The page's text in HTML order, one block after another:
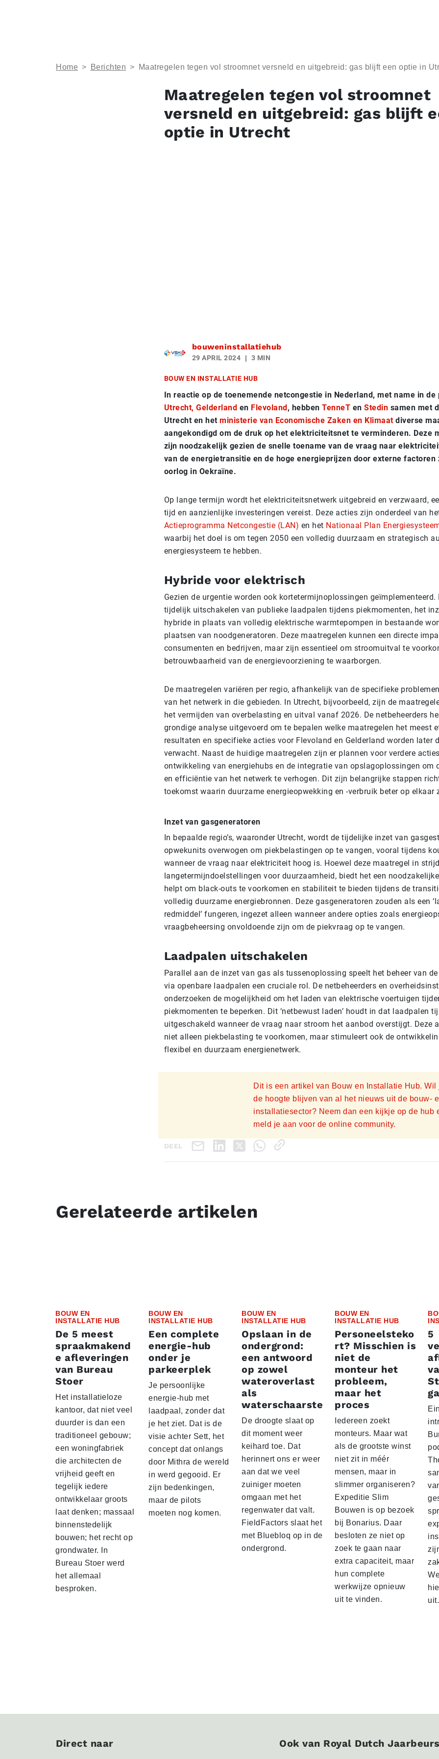
Home > Berichten > Maatregelen tegen vol stroomnet versneld en uitgebreid: gas blijft een optie in
Maatregelen tegen vol stroomnet
versneld en uitgebreid: gas blijft
optie in Utrecht
bouweninstallatiehub
29 APRIL 2024 3 MIN
BOUW EN INSTALLATIE HUB
In reactie op de toenemende netcongestie in Nederland, met name in de
Utrecht, Gelderland en Flevoland , hebben TenneT en Stedin samen met
Utrecht en het ministerie van Economische Zaken en Klimaatdiverse
aangekondigd om de druk op het elektriciteitsnet te verminderen. Deze
zijn noodzakelijk gezien de snelle toename van de vraag naar
van de energietransitie en de hoge energieprijzen door externe factoren
oorlog in Oekraïne.
Op lange termijn wordt het elektriciteitsnetwerk uitgebreid en verzwaard,
tijd en aanzienlijke investeringen vereist. Deze acties zijn onderdeel van
Actieprogramma Netcongestie (LAN) en het Nationaal Plan
waarbij het doel is om tegen 2050 een volledig duurzaam en strategisch
energiesysteem te hebben.
Hybride voor elektrisch
Gezien de urgentie worden ook kortetermijnoplossingen
tijdelijk uitschakelen van publieke laadpalen tijdens piekmomenten, het
hybride in plaats van volledig elektrische warmtepompen in bestaande
plaatsen van noodgeneratoren. Deze maatregelen kunnen een directe
consumenten en bedrijven, maar zijn essentieel om stroomuitval te
betrouwbaarheid van de energievoorziening te waarborgen.
De maatregelen variëren per regio, afhankelijk van de specifieke
van het netwerk in die gebieden. In Utrecht, bijvoorbeeld, zijn de
het vermijden van overbelasting en uitval vanaf 2026. De netbeheerders
grondige analyse uitgevoerd om te bepalen welke maatregelen het meest
resultaten en specifieke acties voor Flevoland en Gelderland worden later
verwacht. Naast de huidige maatregelen zijn er plannen voor verdere
ontwikkeling van energiehubs en de integratie van opslagoplossingen om
en efficiëntie van het netwerk te verhogen. Dit zijn belangrijke stappen
toekomst waarin duurzame energieopwekking en -verbruik beter op elkaar
Inzet van gasgeneratoren
In bepaalde regio’s, waaronder Utrecht, wordt de tijdelijke inzet van
opwekunits overwogen om piekbelastingen op te vangen, vooral tijdens
wanneer de vraag naar elektriciteit hoog is. Hoewel deze maatregel in
langetermijndoelstellingen voor duurzaamheid, biedt het een
helpt om black-outs te voorkomen en stabiliteit te bieden tijdens de
volledig duurzame energiebronnen. Deze gasgeneratoren zouden als een
redmiddel’ fungeren, ingezet alleen wanneer andere opties zoals
vraagbeheersing onvoldoende zijn om de piekvraag op te vangen.
Laadpalen uitschakelen
Parallel aan de inzet van gas als tussenoplossing speelt het beheer van
via openbare laadpalen een cruciale rol. De netbeheerders en
onderzoeken de mogelijkheid om het laden van elektrische voertuigen
piekmomenten te beperken. Dit ‘netbewust laden’ houdt in dat laadpalen
uitgeschakeld wanneer de vraag naar stroom het aanbod overstijgt. Deze
niet alleen piekbelasting te voorkomen, maar stimuleert ook de
flexibel en duurzaam energienetwerk.
Dit is een artikel van Bouw en Installatie Hub. Wil
de hoogte blijven van al het nieuws uit de bouw-
installatiesector? Neem dan een kijkje op de hub
meld je aan voor de online community.
DEEL
Gerelateerde artikelen
BOUW EN
INSTALLATIE HUB
De 5 meest
spraakmakend
e afleveringen
van Bureau
Stoer
Het installatieloze
kantoor, dat niet veel
duurder is dan een
traditioneel gebouw;
een woningfabriek
die architecten de
vrijheid geeft en
tegelijk iedere
ontwikkelaar groots
laat denken; massaal
binnenstedelijk
bouwen; het recht op
grondwater. In
Bureau Stoer werd
het allemaal
besproken.
BOUW EN
INSTALLATIE HUB
Een complete
energie-hub
onder je
parkeerplek
Je persoonlijke
energie-hub met
laadpaal, zonder dat
je het ziet. Dat is de
visie achter Sett, het
concept dat onlangs
door Mithra de wereld
in werd gegooid. Er
zijn bedenkingen,
maar de pilots
moeten nog komen.
BOUW EN
INSTALLATIE HUB
Opslaan in de
ondergrond:
een antwoord
op zowel
wateroverlast
als
waterschaarste
De droogte slaat op
dit moment weer
keihard toe. Dat
herinnert ons er weer
aan dat we veel
zuiniger moeten
omgaan met het
regenwater dat valt.
FieldFactors slaat het
met Bluebloq op in de
ondergrond.
BOUW EN
INSTALLATIE HUB
Personeelsteko
rt? Misschien is
niet de
monteur het
probleem,
maar het
proces
Iedereen zoekt
monteurs. Maar wat
als de grootste winst
niet zit in méér
mensen, maar in
slimmer organiseren?
Expeditie Slim
Bouwen is op bezoek
bij Bonarius. Daar
besloten ze niet op
zoek te gaan naar
extra capaciteit, maar
hun complete
werkwijze opnieuw
uit te vinden.
5
uit.
Direct naar Ook van Royal Dutch Jaarbeurs